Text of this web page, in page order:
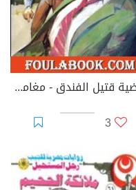
قضية قتيل الفندق - مغامرات ع×2
3